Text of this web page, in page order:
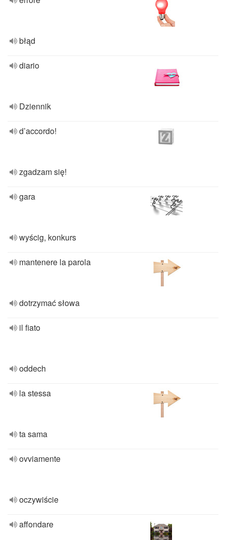
błąd
diario
Dziennik
d’accordo!
zgadzam się!
gara
wyścig, konkurs
mantenere la parola
dotrzymać słowa
il fiato
oddech
la stessa
ta sama
ovviamente
oczywiście
affondare